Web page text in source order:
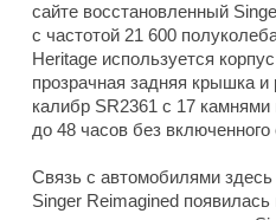
сайте восстановленный
с частотой 21 600
Heritage используется
прозрачная задняя крышка и
калибр SR2361 с 17
до 48 часов без
Связь с автомобилями здесь
Singer Reimagined